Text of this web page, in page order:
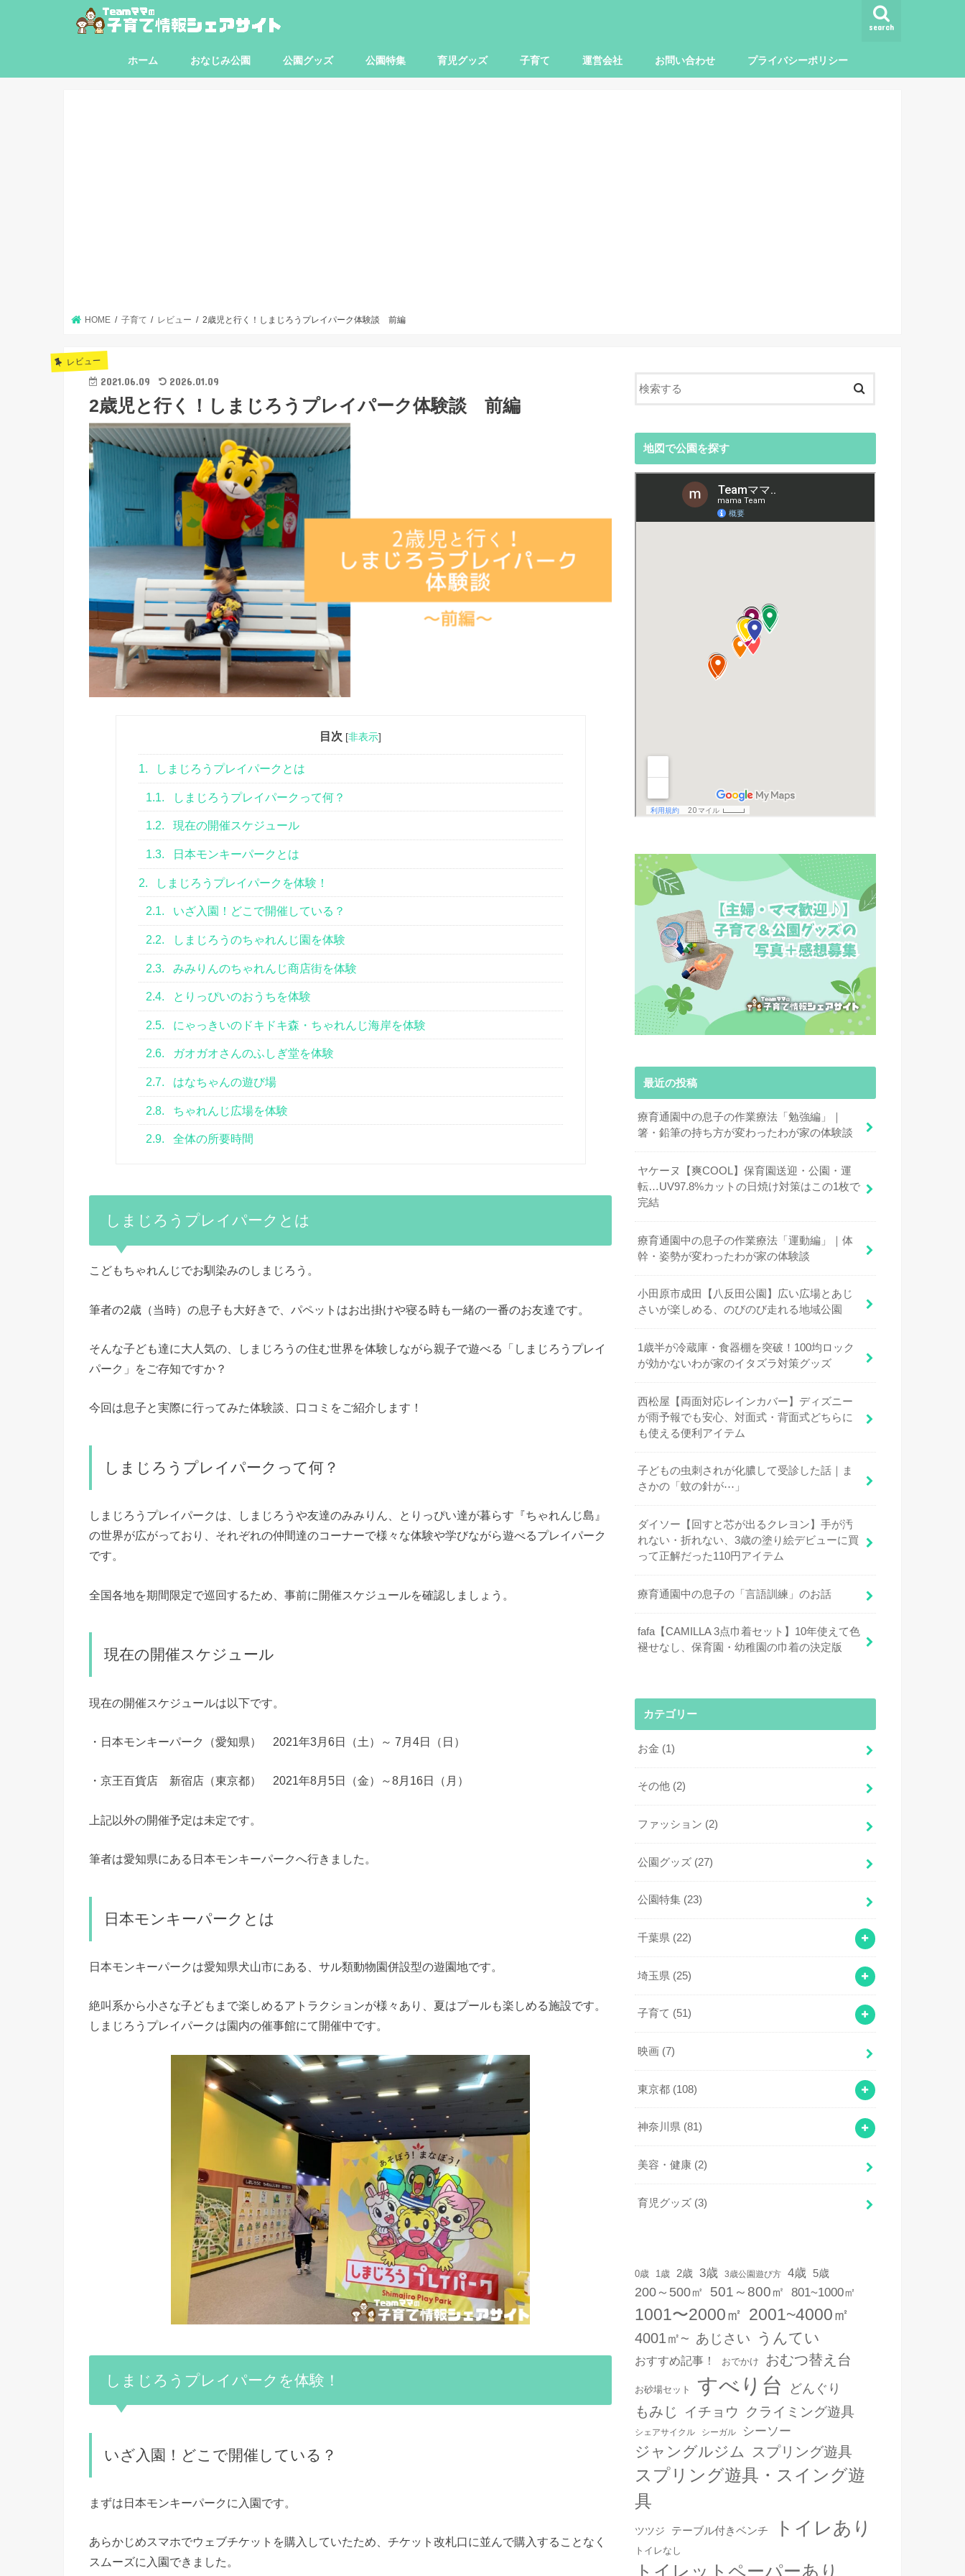
search
ホーム おなじみ公園 公園グッズ 公園特集 育児グッズ 子育て 運営会社 お問い合わせ プライバシーポリシー
HOME 子育て レビュー 2歳児と行く！しまじろうプレイパーク体験談 前編
レビュー
2021.06.09 2026.01.09
2歳児と行く！しまじろうプレイパーク体験談 前編
目次 [非表示]
1. しまじろうプレイパークとは
1.1. しまじろうプレイパークって何？
1.2. 現在の開催スケジュール
1.3. 日本モンキーパークとは
2. しまじろうプレイパークを体験！
2.1. いざ入園！どこで開催している？
2.2. しまじろうのちゃれんじ園を体験
2.3. みみりんのちゃれんじ商店街を体験
2.4. とりっぴいのおうちを体験
2.5. にゃっきいのドキドキ森・ちゃれんじ海岸を体験
2.6. ガオガオさんのふしぎ堂を体験
2.7. はなちゃんの遊び場
2.8. ちゃれんじ広場を体験
2.9. 全体の所要時間
しまじろうプレイパークとは
こどもちゃれんじでお馴染みのしまじろう。
筆者の2歳（当時）の息子も大好きで、パペットはお出掛けや寝る時も一緒の一番のお友達です。
そんな子ども達に大人気の、しまじろうの住む世界を体験しながら親子で遊べる「しまじろうプレイ
パーク」をご存知ですか？
今回は息子と実際に行ってみた体験談、口コミをご紹介します！
しまじろうプレイパークって何？
しまじろうプレイパークは、しまじろうや友達のみみりん、とりっぴい達が暮らす『ちゃれんじ島』
の世界が広がっており、それぞれの仲間達のコーナーで様々な体験や学びながら遊べるプレイパーク
です。
全国各地を期間限定で巡回するため、事前に開催スケジュールを確認しましょう。
現在の開催スケジュール
現在の開催スケジュールは以下です。
・日本モンキーパーク（愛知県） 2021年3月6日（土）～ 7月4日（日）
・京王百貨店 新宿店（東京都） 2021年8月5日（金）～8月16日（月 ）
上記以外の開催予定は未定です。
筆者は愛知県にある日本モンキーパークへ行きました。
日本モンキーパークとは
日本モンキーパークは愛知県犬山市にある、サル類動物園併設型の遊園地です。
絶叫系から小さな子どもまで楽しめるアトラクションが様々あり、夏はプールも楽しめる施設です。
しまじろうプレイパークは園内の催事館にて開催中です。
しまじろうプレイパークを体験！
いざ入園！どこで開催している？
まずは日本モンキーパークに入園です。
あらかじめスマホでウェブチケットを購入していたため、チケット改札口に並んで購入することなく
スムーズに入園できました。
地図で公園を探す
最近の投稿
療育通園中の息子の作業療法「勉強編」｜
箸・鉛筆の持ち方が変わったわが家の体験談
ヤケーヌ【爽COOL】保育園送迎・公園・運
転…UV97.8%カットの日焼け対策はこの1枚で
完結
療育通園中の息子の作業療法「運動編」｜体
幹・姿勢が変わったわが家の体験談
小田原市成田【八反田公園】広い広場とあじ
さいが楽しめる、のびのび走れる地域公園
1歳半が冷蔵庫・食器棚を突破！100均ロック
が効かないわが家のイタズラ対策グッズ
西松屋【両面対応レインカバー】ディズニー
が雨予報でも安心、対面式・背面式どちらに
も使える便利アイテム
子どもの虫刺されが化膿して受診した話｜ま
さかの「蚊の針が⋯」
ダイソー【回すと芯が出るクレヨン】手が汚
れない・折れない、3歳の塗り絵デビューに買
って正解だった110円アイテム
療育通園中の息子の「言語訓練」のお話
fafa【CAMILLA 3点巾着セット】10年使えて色
褪せなし、保育園・幼稚園の巾着の決定版
カテゴリー
お金 (1)
その他 (2)
ファッション (2)
公園グッズ (27)
公園特集 (23)
千葉県 (22)
埼玉県 (25)
子育て (51)
映画 (7)
東京都 (108)
神奈川県 (81)
美容・健康 (2)
育児グッズ (3)
0歳 1歳 2歳 3歳 3歳公園遊び方 4歳 5歳
200～500㎡ 501～800㎡ 801~1000㎡
1001〜2000㎡ 2001~4000㎡
4001㎡~ あじさい うんてい
おすすめ記事！ おでかけ おむつ替え台
お砂場セット すべり台 どんぐり
もみじ イチョウ クライミング遊具
シェアサイクル シーガル シーソー
ジャングルジム スプリング遊具
スプリング遊具・スイング遊
具
ツツジ テーブル付きベンチ トイレあり
トイレなし
トイレットペーパーあり